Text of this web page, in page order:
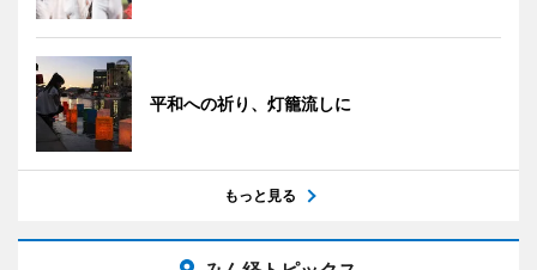
平和への祈り、灯籠流しに
もっと見る